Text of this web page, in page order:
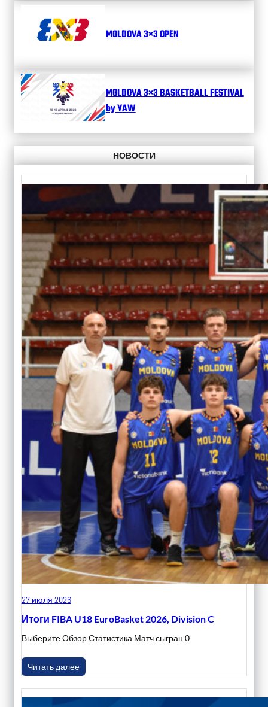
MOLDOVA 3×3 OPEN
MOLDOVA 3×3 BASKETBALL FESTIVAL
by YAW
НОВОСТИ
27 июля 2026
Итоги FIBA U18 EuroBasket 2026, Division C
Выберите Обзор Статистика Матч сыгран 0
Читать далее